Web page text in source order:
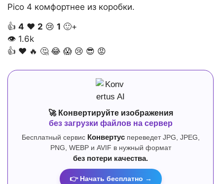
Pico 4 комфортнее из коробки.
👍 4 ❤️ 2 😢 1 🙂+
👁 1.6k
👍 ❤️ 🔥 🤔 😂 😱 😢 😎 😡
🚀 Конвертируйте изображения
без загрузки файлов на сервер
Бесплатный сервис Конвертуспереведет JPG, JPEG,
PNG, WEBP и AVIF в нужный формат
без потери качества.
👉 Начать бесплатно →